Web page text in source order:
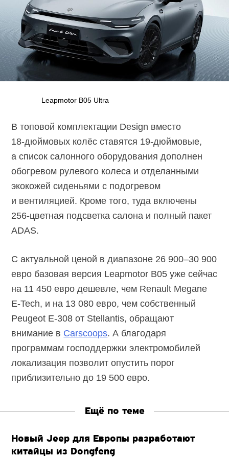
Leapmotor B05 Ultra
В топовой комплектации Design вместо
18-дюймовых колёс ставятся 19-дюймовые,
а список салонного оборудования дополнен
обогревом рулевого колеса и отделанными
экокожей сиденьями с подогревом
и вентиляцией. Кроме того, туда включены
256-цветная подсветка салона и полный пакет
ADAS.
С актуальной ценой в диапазоне 26 900–30 900
евро базовая версия Leapmotor B05 уже сейчас
на 11 450 евро дешевле, чем Renault Megane
E-Tech, и на 13 080 евро, чем собственный
Peugeot E-308 от Stellantis, обращают
внимание в Carscoops. А благодаря
программам господдержки электромобилей
локализация позволит опустить порог
приблизительно до 19 500 евро.
Ещё по теме
Новый Jeep для Европы разработают
китайцы из Dongfeng